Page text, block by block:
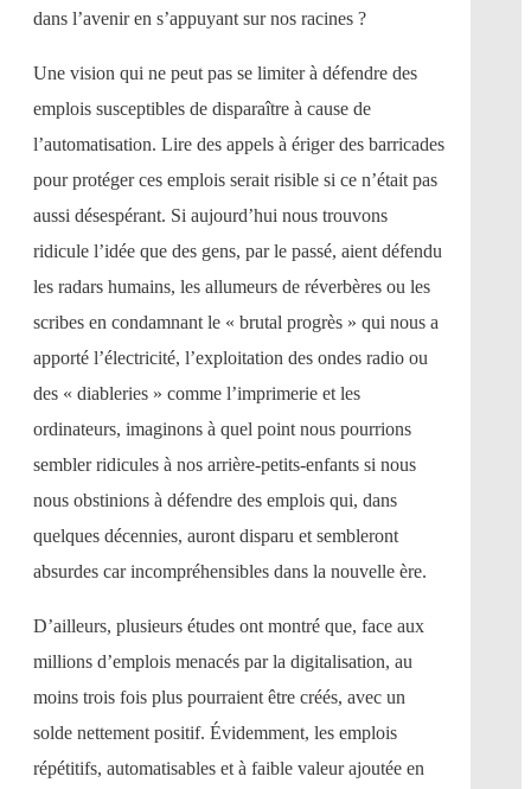
dans l’avenir en s’appuyant sur nos racines ?
Une vision qui ne peut pas se limiter à défendre des
emplois susceptibles de disparaître à cause de
l’automatisation. Lire des appels à ériger des barricades
pour protéger ces emplois serait risible si ce n’était pas
aussi désespérant. Si aujourd’hui nous trouvons
ridicule l’idée que des gens, par le passé, aient défendu
les radars humains, les allumeurs de réverbères ou les
scribes en condamnant le « brutal progrès » qui nous a
apporté l’électricité, l’exploitation des ondes radio ou
des « diableries » comme l’imprimerie et les
ordinateurs, imaginons à quel point nous pourrions
sembler ridicules à nos arrière-petits-enfants si nous
nous obstinions à défendre des emplois qui, dans
quelques décennies, auront disparu et sembleront
absurdes car incompréhensibles dans la nouvelle ère.
D’ailleurs, plusieurs études ont montré que, face aux
millions d’emplois menacés par la digitalisation, au
moins trois fois plus pourraient être créés, avec un
solde nettement positif. Évidemment, les emplois
répétitifs, automatisables et à faible valeur ajoutée en